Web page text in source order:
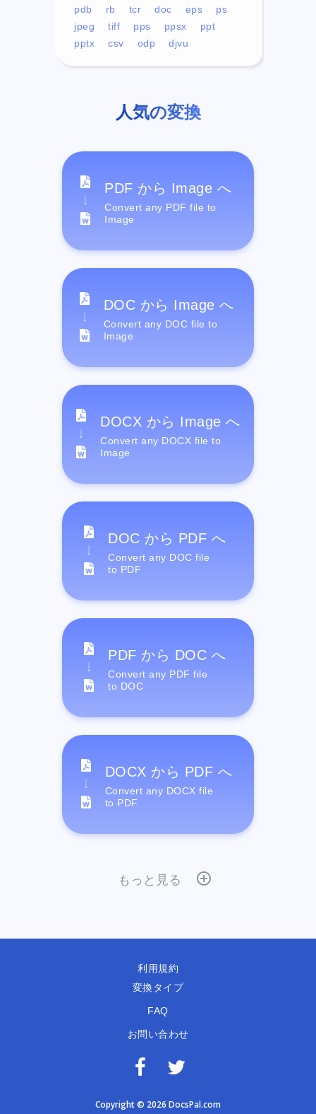
pdb
rb tcr doc eps
ps
jpeg
tiff pps ppsx
ppt
pptx
csv odp djvu
人気の変換
PDF から Image へ
Convert any PDF file to
Image
DOC から Image へ
Convert any DOC file to
Image
DOCX から Image へ
Convert any DOCX file to
Image
DOC から PDF へ
Convert any DOC file
to PDF
PDF から DOC へ
Convert any PDF file
to DOC
DOCX から PDF へ
Convert any DOCX file
to PDF
もっと見る
利用規約
変換タイプ
FAQ
お問い合わせ
Copyright © 2026 DocsPal.com